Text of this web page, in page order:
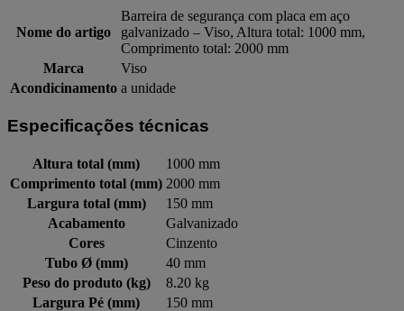
Nome do artigo
Barreira de segurança com placa em aço
galvanizado – Viso, Altura total: 1000 mm,
Comprimento total: 2000 mm
Marca
Viso
Acondicinamento a unidade
Especificações técnicas
Altura total (mm)
1000 mm
Comprimento total (mm) 2000 mm
Largura total (mm)
150 mm
Acabamento
Galvanizado
Cores
Cinzento
Tubo Ø (mm)
40 mm
Peso do produto (kg)
8.20 kg
Largura Pé (mm)
150 mm